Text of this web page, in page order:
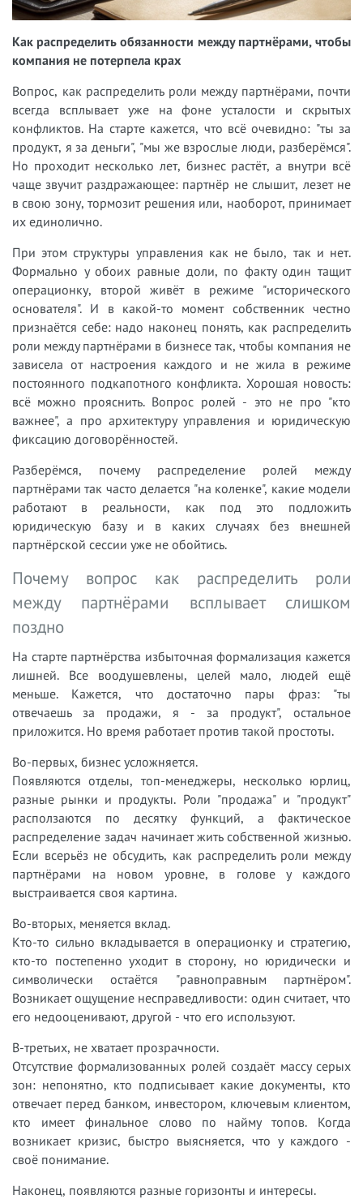
Как распределить обязанности между партнёрами, чтобы
компания не потерпела крах
Вопрос, как распределить роли между партнёрами, почти
всегда всплывает уже на фоне усталости и скрытых
конфликтов. На старте кажется, что всё очевидно: "ты за
продукт, я за деньги", "мы же взрослые люди, разберёмся".
Но проходит несколько лет, бизнес растёт, а внутри всё
чаще звучит раздражающее: партнёр не слышит, лезет не
в свою зону, тормозит решения или, наоборот, принимает
их единолично.
При этом структуры управления как не было, так и нет.
Формально у обоих равные доли, по факту один тащит
операционку, второй живёт в режиме "исторического
основателя". И в какой-то момент собственник честно
признаётся себе: надо наконец понять, как распределить
роли между партнёрами в бизнесе так, чтобы компания не
зависела от настроения каждого и не жила в режиме
постоянного подкапотного конфликта. Хорошая новость:
всё можно прояснить. Вопрос ролей - это не про "кто
важнее", а про архитектуру управления и юридическую
фиксацию договорённостей.
Разберёмся, почему распределение ролей между
партнёрами так часто делается "на коленке", какие модели
работают в реальности, как под это подложить
юридическую базу и в каких случаях без внешней
партнёрской сессии уже не обойтись.
Почему вопрос как распределить роли
между партнёрами всплывает слишком
поздно
На старте партнёрства избыточная формализация кажется
лишней. Все воодушевлены, целей мало, людей ещё
меньше. Кажется, что достаточно пары фраз: "ты
отвечаешь за продажи, я - за продукт", остальное
приложится. Но время работает против такой простоты.
Во-первых, бизнес усложняется.
Появляются отделы, топ-менеджеры, несколько юрлиц,
разные рынки и продукты. Роли "продажа" и "продукт"
расползаются по десятку функций, а фактическое
распределение задач начинает жить собственной жизнью.
Если всерьёз не обсудить, как распределить роли между
партнёрами на новом уровне, в голове у каждого
выстраивается своя картина.
Во-вторых, меняется вклад.
Кто-то сильно вкладывается в операционку и стратегию,
кто-то постепенно уходит в сторону, но юридически и
символически остаётся "равноправным партнёром".
Возникает ощущение несправедливости: один считает, что
его недооценивают, другой - что его используют.
В-третьих, не хватает прозрачности.
Отсутствие формализованных ролей создаёт массу серых
зон: непонятно, кто подписывает какие документы, кто
отвечает перед банком, инвестором, ключевым клиентом,
кто имеет финальное слово по найму топов. Когда
возникает кризис, быстро выясняется, что у каждого -
своё понимание.
Наконец, появляются разные горизонты и интересы.